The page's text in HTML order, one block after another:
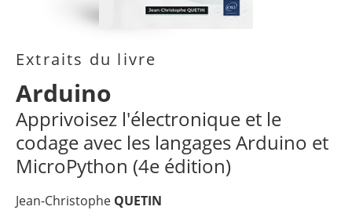
Extraits du livre
Arduino
Apprivoisez l'électronique et le
codage avec les langages Arduino et
MicroPython (4e édition)
Jean-Christophe QUETIN